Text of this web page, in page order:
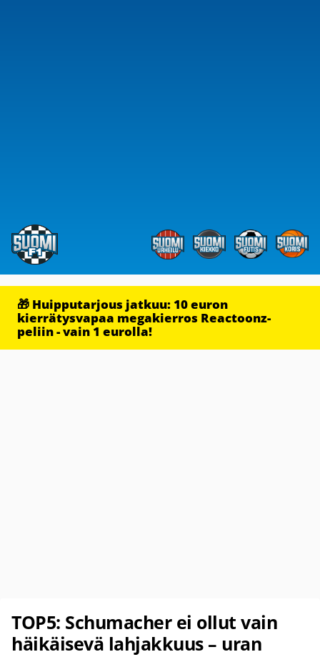
🎁 Huipputarjous jatkuu: 10 euron
kierrätysvapaa megakierros Reactoonz-
peliin - vain 1 eurolla!
TOP5: Schumacher ei ollut vain
häikäisevä lahjakkuus – uran